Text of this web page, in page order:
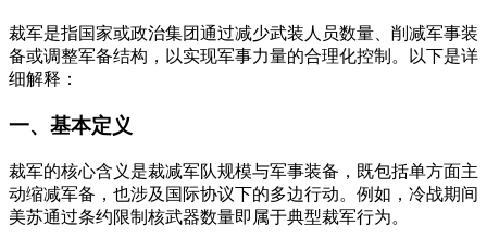
裁军是指国家或政治集团通过减少武装人员数量、削减军事装
备或调整军备结构，以实现军事力量的合理化控制。以下是详
细解释：
一、基本定义
裁军的核心含义是裁减军队规模与军事装备，既包括单方面主
动缩减军备，也涉及国际协议下的多边行动。例如，冷战期间
美苏通过条约限制核武器数量即属于典型裁军行为。